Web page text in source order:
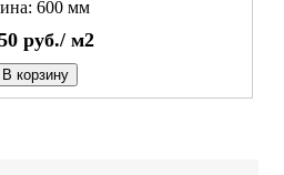
600 мм
руб./ м2
В корзину